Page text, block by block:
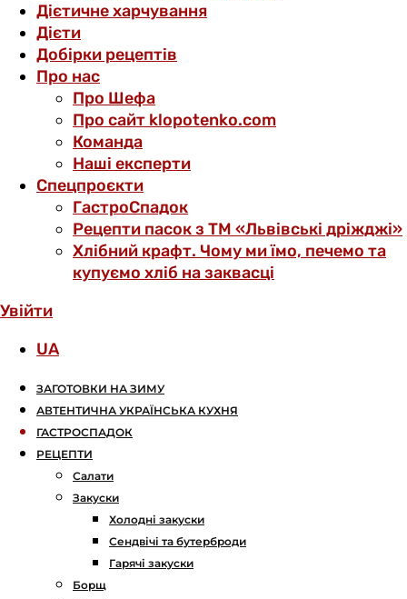
Дієтичне харчування
Дієти
Добірки рецептів
Про нас
Про Шефа
Про сайт klopotenko.com
Команда
Наші експерти
Спецпроєкти
ГастроСпадок
Рецепти пасок з ТМ «Львівські дріжджі»
Хлібний крафт. Чому ми їмо, печемо та
купуємо хліб на заквасці
Увійти
UA
ЗАГОТОВКИ НА ЗИМУ
АВТЕНТИЧНА УКРАЇНСЬКА КУХНЯ
ГАСТРОСПАДОК
РЕЦЕПТИ
Салати
Закуски
Холодні закуски
Сендвічі та бутерброди
Гарячі закуски
Борщ